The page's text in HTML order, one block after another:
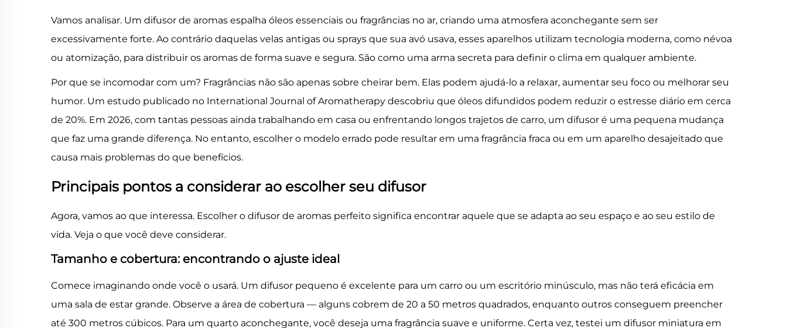
Vamos analisar. Um difusor de aromas espalha óleos essenciais ou fragrâncias no ar, criando uma atmosfera aconchegante sem ser
excessivamente forte. Ao contrário daquelas velas antigas ou sprays que sua avó usava, esses aparelhos utilizam tecnologia moderna, como névoa
ou atomização, para distribuir os aromas de forma suave e segura. São como uma arma secreta para definir o clima em qualquer ambiente.
Por que se incomodar com um? Fragrâncias não são apenas sobre cheirar bem. Elas podem ajudá-lo a relaxar, aumentar seu foco ou melhorar seu
humor. Um estudo publicado no International Journal of Aromatherapy descobriu que óleos difundidos podem reduzir o estresse diário em cerca
de 20%. Em 2026, com tantas pessoas ainda trabalhando em casa ou enfrentando longos trajetos de carro, um difusor é uma pequena mudança
que faz uma grande diferença. No entanto, escolher o modelo errado pode resultar em uma fragrância fraca ou em um aparelho desajeitado que
causa mais problemas do que benefícios.
Principais pontos a considerar ao escolher seu difusor
Agora, vamos ao que interessa. Escolher o difusor de aromas perfeito significa encontrar aquele que se adapta ao seu espaço e ao seu estilo de
vida. Veja o que você deve considerar.
Tamanho e cobertura: encontrando o ajuste ideal
Comece imaginando onde você o usará. Um difusor pequeno é excelente para um carro ou um escritório minúsculo, mas não terá eficácia em
uma sala de estar grande. Observe a área de cobertura — alguns cobrem de 20 a 50 metros quadrados, enquanto outros conseguem preencher
até 300 metros cúbicos. Para um quarto aconchegante, você deseja uma fragrância suave e uniforme. Certa vez, testei um difusor miniatura em